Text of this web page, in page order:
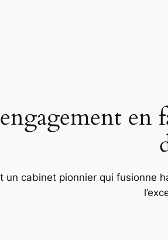
en
un cabinet pionnier qui fusionne